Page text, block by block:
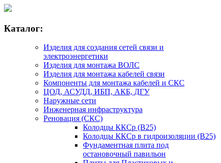
Каталог:
Изделия для создания сетей связи и
электроэнергетики
Изделия для монтажа ВОЛС
Изделия для монтажа кабелей связи
Компоненты для монтажа кабелей и СКС
ЦОД, АСУДД, ИБП, АКБ, ДГУ
Наружные сети
Инженерная инфраструктура
Реновация (СКС)
Колодцы ККСр (В25)
Колодцы ККСр в гидроизоляции (В25)
Фундаментная плита под
остановочный павильон